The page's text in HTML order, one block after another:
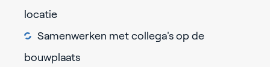
locatie
Samenwerken met collega's op de
bouwplaats